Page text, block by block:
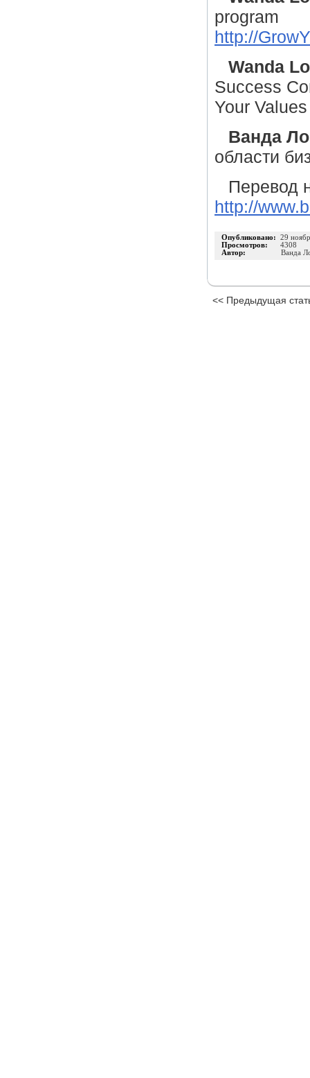
program
http://
Wanda
Success
Your
Ванда
области
Перевод
http://
Опубликовано: 29
Просмотров: 4308
Автор:
Ванда
<< Предыдущая